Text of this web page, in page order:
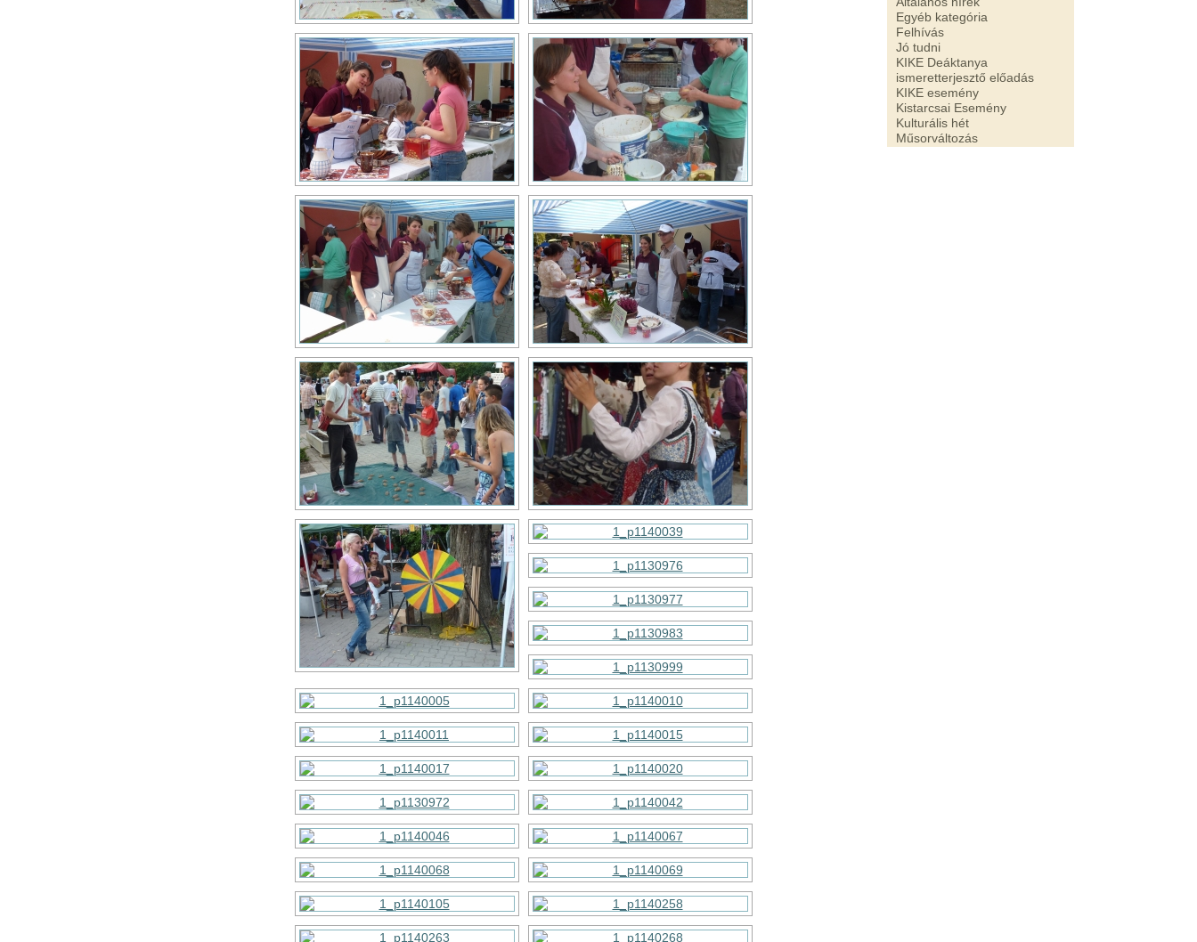
Egyéb kategória
Felhívás
Jó tudni
KIKE Deáktanya
ismeretterjesztő előadás
KIKE esemény
Kistarcsai Esemény
Kulturális hét
Műsorváltozás